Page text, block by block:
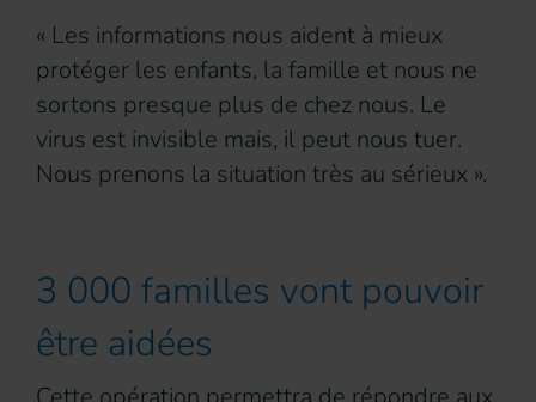
« Les informations nous aident à mieux
protéger les enfants, la famille et nous ne
sortons presque plus de chez nous. Le
virus est invisible mais, il peut nous tuer.
Nous prenons la situation très au sérieux ».
3 000 familles vont pouvoir
être aidées